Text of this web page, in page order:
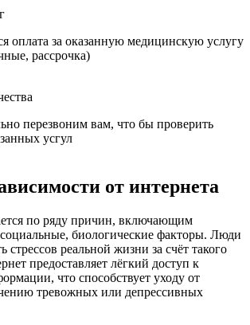
оплата за оказанную медицинскую услугу
рассрочка)
перезвоним вам, что бы проверить
усгул
от интернета
по ряду причин, включающим
биологические факторы. Люди
стрессов реальной жизни за счёт такого
предоставляет лёгкий доступ к
что способствует уходу от
тревожных или депрессивных